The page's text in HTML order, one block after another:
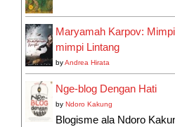
Maryamah Karpov:
mimpi Lintang
byAndrea Hirata
Nge-blog Dengan Hati
byNdoro Kakung
Blogisme ala Ndoro